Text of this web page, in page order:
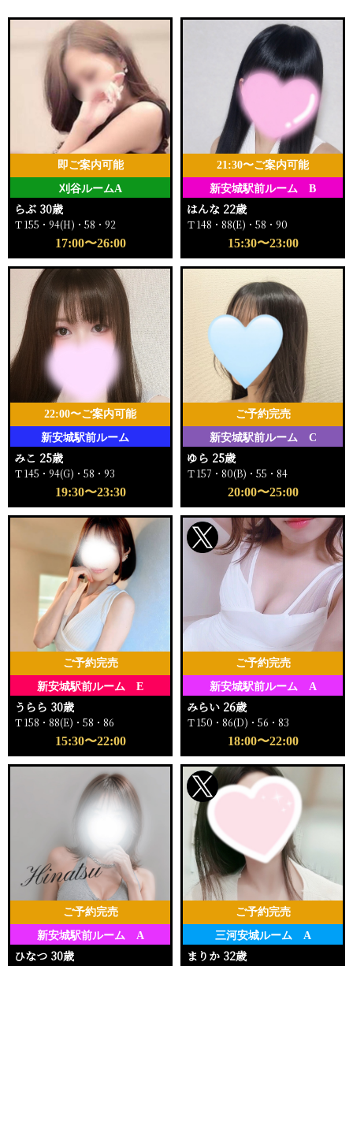
刈谷ルームA
即ご案内可能
らぶ 30歳
Ｔ155・94(H)・58・92
17:00〜26:00
新安城駅前ルーム B
21:30〜ご案内可能
はんな 22歳
Ｔ148・88(E)・58・90
15:30〜23:00
新安城駅前ルーム
22:00〜ご案内可能
みこ 25歳
Ｔ145・94(G)・58・93
19:30〜23:30
新安城駅前ルーム C
ご予約完売
ゆら 25歳
Ｔ157・80(B)・55・84
20:00〜25:00
新安城駅前ルーム E
ご予約完売
うらら 30歳
Ｔ158・88(E)・58・86
15:30〜22:00
新安城駅前ルーム A
ご予約完売
みらい 26歳
Ｔ150・86(D)・56・83
18:00〜22:00
新安城駅前ルーム A
ご予約完売
ひなつ 30歳
三河安城ルーム A
ご予約完売
まりか 32歳